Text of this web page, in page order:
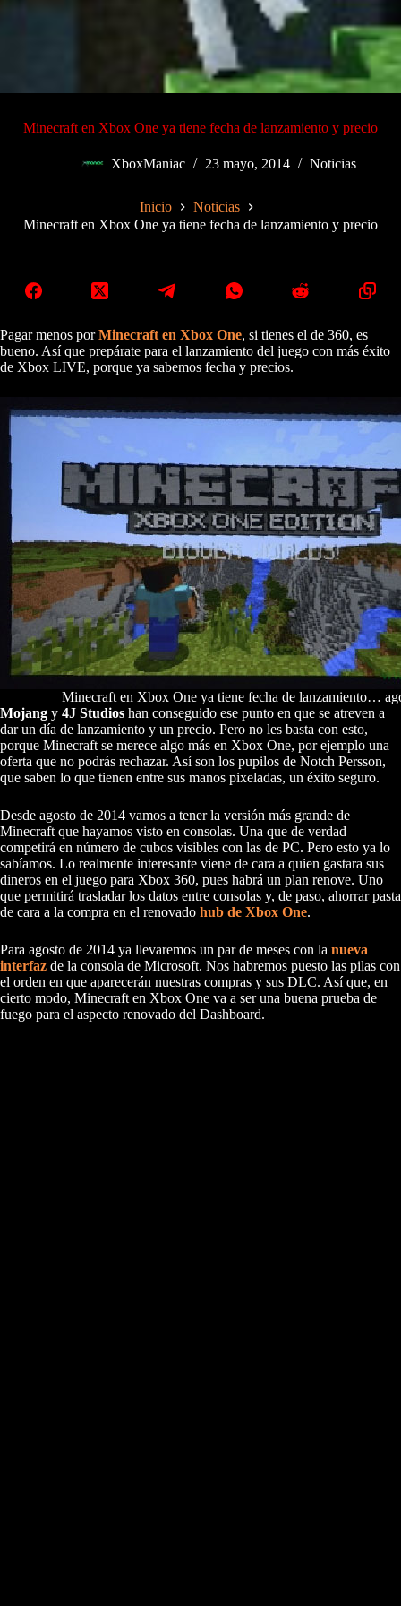
Minecraft en Xbox One ya tiene fecha de lanzamiento y precio
XboxManiac 23 mayo, 2014 Noticias
Inicio
Noticias
Minecraft en Xbox One ya tiene fecha de lanzamiento y precio
Pagar menos porMinecraft en Xbox One, si tienes el de 360, es
bueno. Así que prepárate para el lanzamiento del juego con más éxito
de Xbox LIVE, porque ya sabemos fecha y precios.
Minecraft en Xbox One ya tiene fecha de lanzamiento…
Mojang y 4J Studios han conseguido ese punto en que se atreven a
dar un día de lanzamiento y un precio. Pero no les basta con esto,
porque Minecraft se merece algo más en Xbox One, por ejemplo una
oferta que no podrás rechazar. Así son los pupilos de Notch Persson,
que saben lo que tienen entre sus manos pixeladas, un éxito seguro.
Desde agosto de 2014 vamos a tener la versión más grande de
Minecraft que hayamos visto en consolas. Una que de verdad
competirá en número de cubos visibles con las de PC. Pero esto ya lo
sabíamos. Lo realmente interesante viene de cara a quien gastara sus
dineros en el juego para Xbox 360, pues habrá un plan renove. Uno
que permitirá trasladar los datos entre consolas y, de paso, ahorrar pasta
de cara a la compra en el renovado hub de Xbox One.
Para agosto de 2014 ya llevaremos un par de meses con la nueva
interfaz de la consola de Microsoft. Nos habremos puesto las pilas con
el orden en que aparecerán nuestras compras y sus DLC. Así que, en
cierto modo, Minecraft en Xbox One va a ser una buena prueba de
fuego para el aspecto renovado del Dashboard.